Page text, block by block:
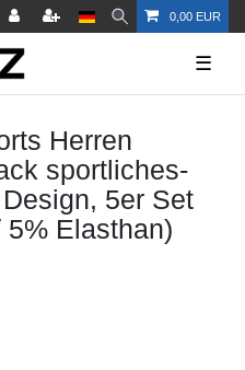
0,00 EUR
☰
Herren
sportliches-
5er Set
Elasthan)